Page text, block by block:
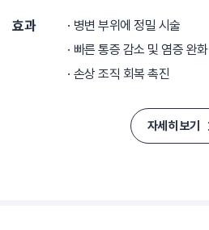
효과
병변 부위에 정밀 시술
빠른 통증 감소 및 염증 완화
손상 조직 회복 촉진
자세히 보기